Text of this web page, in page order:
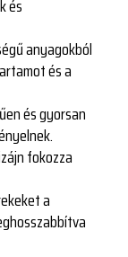
és
anyagokból
és a
és gyorsan
fokozza
a